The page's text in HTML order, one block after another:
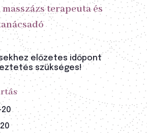
terapeuta és
előzetes időpont
szükséges!